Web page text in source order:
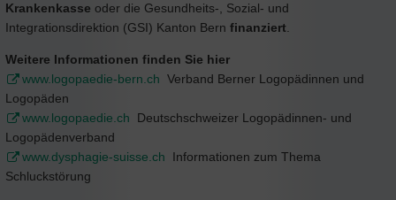
Krankenkasse oder die Gesundheits-, Sozial- und
Integrationsdirektion (GSI) Kanton Bern finanziert.
Weitere Informationen finden Sie hier
www.logopaedie-bern.ch Verband Berner Logopädinnen und
Logopäden
www.logopaedie.ch Deutschschweizer Logopädinnen- und
Logopädenverband
www.dysphagie-suisse.ch Informationen zum Thema
Schluckstörung